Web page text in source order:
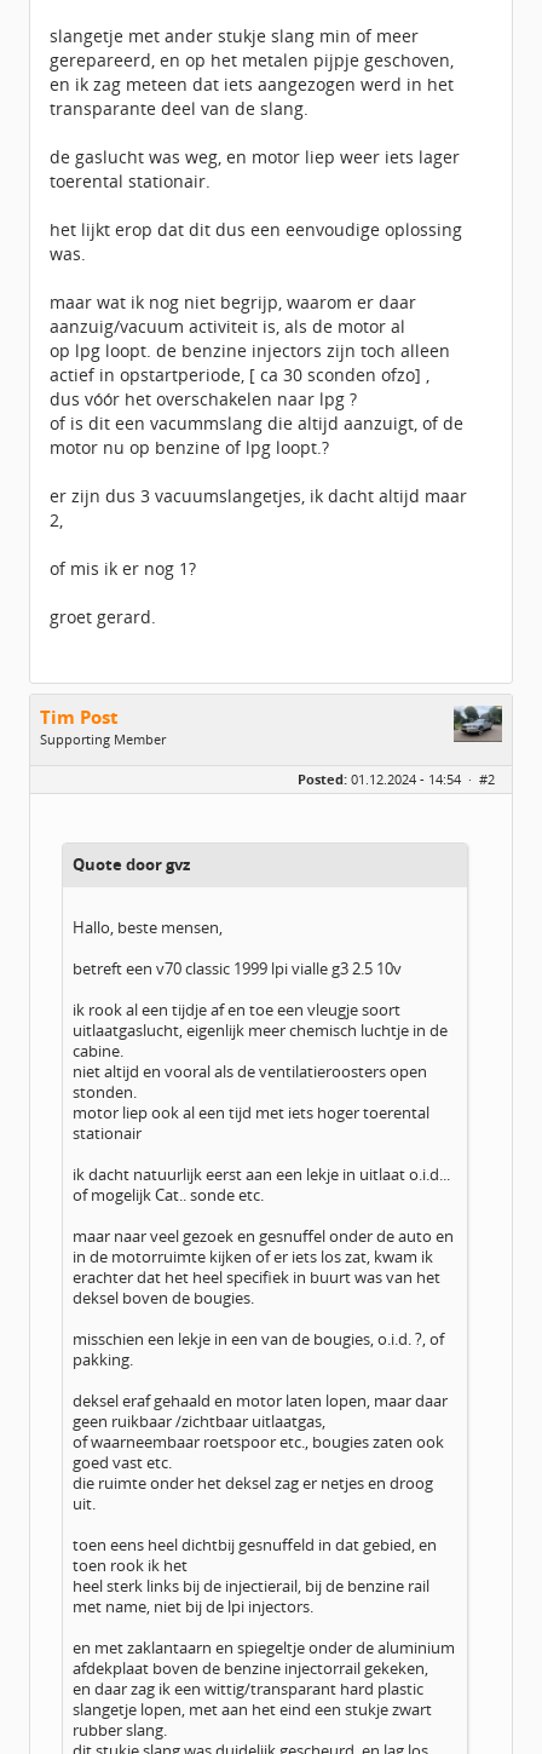
slangetje met ander stukje slang min of meer
gerepareerd, en op het metalen pijpje geschoven,
en ik zag meteen dat iets aangezogen werd in het
transparante deel van de slang.
de gaslucht was weg, en motor liep weer iets lager
toerental stationair.
het lijkt erop dat dit dus een eenvoudige oplossing
was.
maar wat ik nog niet begrijp, waarom er daar
aanzuig/vacuum activiteit is, als de motor al
op lpg loopt. de benzine injectors zijn toch alleen
actief in opstartperiode, [ ca 30 sconden ofzo] ,
dus vóór het overschakelen naar lpg ?
of is dit een vacummslang die altijd aanzuigt, of de
motor nu op benzine of lpg loopt.?
er zijn dus 3 vacuumslangetjes, ik dacht altijd maar
2,
of mis ik er nog 1?
groet gerard.
Tim Post
Supporting Member
Homepage:
Www.bonusbijzaak.n…
Posted: 01.12.2024 - 14:54 · #2
Quote door gvz
Hallo, beste mensen,
betreft een v70 classic 1999 lpi vialle g3 2.5 10v
ik rook al een tijdje af en toe een vleugje soort
uitlaatgaslucht, eigenlijk meer chemisch luchtje in de
cabine.
niet altijd en vooral als de ventilatieroosters open
stonden.
motor liep ook al een tijd met iets hoger toerental
stationair
ik dacht natuurlijk eerst aan een lekje in uitlaat o.i.d...
of mogelijk Cat.. sonde etc.
maar naar veel gezoek en gesnuffel onder de auto en
in de motorruimte kijken of er iets los zat, kwam ik
erachter dat het heel specifiek in buurt was van het
deksel boven de bougies.
misschien een lekje in een van de bougies, o.i.d. ?, of
pakking.
deksel eraf gehaald en motor laten lopen, maar daar
geen ruikbaar /zichtbaar uitlaatgas,
of waarneembaar roetspoor etc., bougies zaten ook
goed vast etc.
die ruimte onder het deksel zag er netjes en droog
uit.
toen eens heel dichtbij gesnuffeld in dat gebied, en
toen rook ik het
heel sterk links bij de injectierail, bij de benzine rail
met name, niet bij de lpi injectors.
en met zaklantaarn en spiegeltje onder de aluminium
afdekplaat boven de benzine injectorrail gekeken,
en daar zag ik een wittig/transparant hard plastic
slangetje lopen, met aan het eind een stukje zwart
rubber slang.